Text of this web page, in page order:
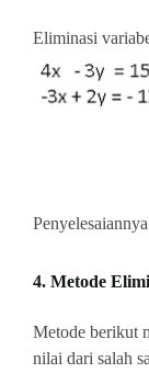
Eliminasi
4. Metode
Metode berikut
nilai dari salah